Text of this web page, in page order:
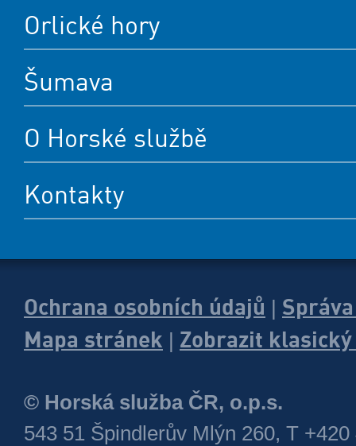
Orlické hory
Šumava
O Horské službě
Kontakty
Ochrana osobních údajů
Mapa stránek
Zobrazit
© Horská služba ČR, o.p.s.
543 51 Špindlerův Mlýn 260, T +420